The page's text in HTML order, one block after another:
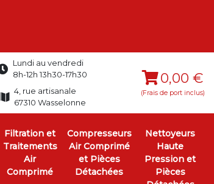
Lundi au vendredi
8h-12h 13h30-17h30
4, rue artisanale
67310 Wasselonne
0,00 €
(Frais de port inclus)
Filtration et
Traitements
Air
Comprimé
Compresseurs
Air Comprimé
et Pièces
Détachées
Nettoyeurs
Haute
Pression et
Pièces